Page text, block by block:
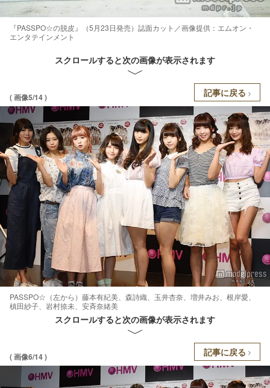
『PASSPO☆の脱皮』（5月23日発売）誌面カット／画像提供：エムオン・
エンタテインメント
スクロールすると次の画像が表示されます
( 画像5/14 ) 記事に戻る
PASSPO☆（左から）藤本有紀美、森詩織、玉井杏奈、増井みお、根岸愛、
槙田紗子、岩村捺未、安斉奈緒美
スクロールすると次の画像が表示されます
( 画像6/14 ) 記事に戻る